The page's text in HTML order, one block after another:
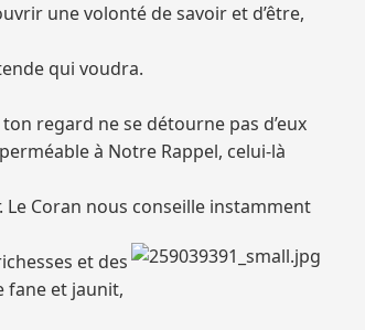
une volonté de savoir et d’être,
qui voudra.
regard ne se détourne pas d’eux
à Notre Rappel, celui-là
Coran nous conseille instamment
et des
fane et jaunit,